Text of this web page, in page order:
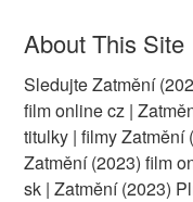
About This Site
Sledujte Zatmění
film online cz |
titulky | filmy Zatmění
Zatmění (2023) film
sk | Zatmění (2023)